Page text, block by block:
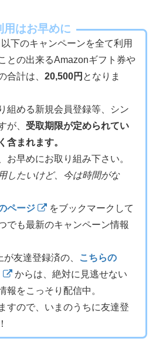
用はお早めに
下のキャンペーンを全て利用
との出来るAmazonギフト券や
合計は、 20,500円 となりま
組める新規会員登録等、シン
が、 受取期限が定められてい
含まれます。
お早めにお取り組み下さい。
したいけど、今は時間がな
ページ
をブックマークして
でも最新のキャンペーン情報
友達登録済の、
こちらの
からは、絶対に見逃せない
報をこっそり配信中。
すので、いまのうちに友達登